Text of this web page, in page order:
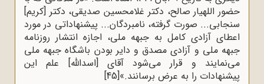
حضور اللهیار صالح، دکتر غلامحسین صدیقی، دکتر [کریم]
سنجابی... صورت گرفته، نامبردگان... پیشنهاداتی در مورد
اعطای آزادی کامل به جبهه ملی، اجازه انتشار روزنامه
جبهه ملی و آزادی مصدق و دایر بودن باشگاه جبهه ملی
می‌نمایند و قرار می‌شود آقای [اسدالله] علم این
پیشنهادات را به عرض برسانند.»[45]